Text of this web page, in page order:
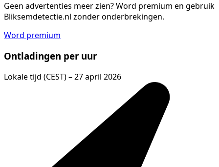
Geen advertenties meer zien?Word premium en gebruik
Bliksemdetectie.nl zonder onderbrekingen.
Word premium
Ontladingen per uur
Lokale tijd (CEST) – 27 april 2026